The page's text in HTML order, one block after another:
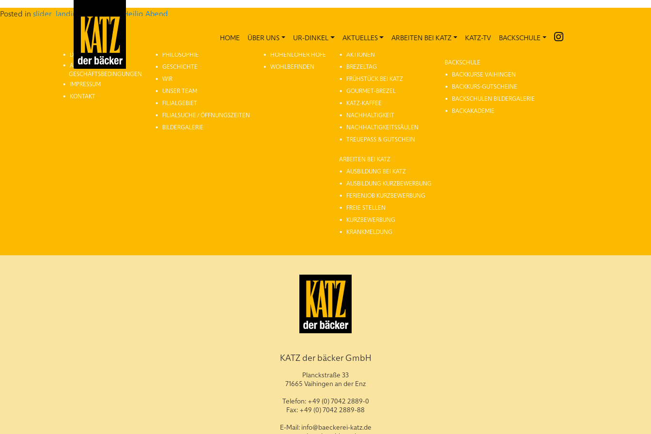
HOME ÜBER UNS UR-DINKEL AKTUELLES ARBEITEN BEI KATZ KATZ-TV BACKSCHULE
Posted in slider_landing ÖZ Heilig Abend
DATENSCHUTZ
ALLGEMEINE
GESCHÄFTSBEDINGUNGEN
IMPRESSUM
KONTAKT
PHILOSOPHIE
GESCHICHTE
WIR
UNSER TEAM
FILIALGEBIET
FILIALSUCHE / ÖFFNUNGSZEITEN
BILDERGALERIE
UR-DINKEL
HOHENLOHER HÖFE
WOHLBEFINDEN
AKTUELLES
AKTIONEN
BREZELTAG
FRÜHSTÜCK BEI KATZ
GOURMET-BREZEL
KATZ-KAFFEE
NACHHALTIGKEIT
NACHHALTIGKEITSSÄULEN
TREUEPASS & GUTSCHEIN
ARBEITEN BEI KATZ
AUSBILDUNG BEI KATZ
AUSBILDUNG KURZBEWERBUNG
FERIENJOB KURZBEWERBUNG
FREIE STELLEN
KURZBEWERBUNG
KRANKMELDUNG
KATZ-TV
BACKSCHULE
BACKKURSE VAIHINGEN
BACKKURS-GUTSCHEINE
BACKSCHULEN BILDERGALERIE
BACKAKADEMIE
KATZ der bäcker GmbH
Planckstraße 33
71665 Vaihingen an der Enz
Telefon: +49 (0) 7042 2889-0
Fax: +49 (0) 7042 2889-88
E-Mail: info@baeckerei-katz.de